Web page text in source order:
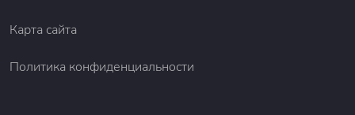
осуществлять выплаты разными способами. В
наибольшей популярностью, считаются оплата долга
Карта сайта
Политика конфиденциальности